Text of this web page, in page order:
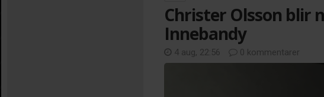
Christer Olsson blir
Innebandy
4 aug, 22:56 0 kommentarer